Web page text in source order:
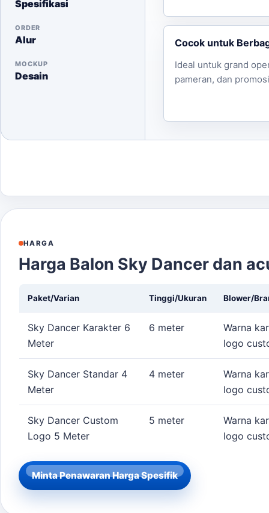
Spesifikasi
ORDER
Alur
MOCKUP
Desain
Cocok untuk
Ideal untuk grand
pameran, dan
HARGA
Harga Balon Sky Dancer dan
Paket/Varian Tinggi/Ukuran Blower/
Sky Dancer Karakter 6
Meter
6 meter
Warna
logo
Sky Dancer Standar 4
Meter
4 meter
Warna
logo
Sky Dancer Custom
Logo 5 Meter
5 meter
Warna
logo
Minta Penawaran Harga Spesifik